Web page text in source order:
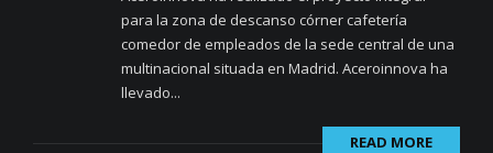
para la zona de descanso córner cafetería
comedor de empleados de la sede central de una
multinacional situada en Madrid. Aceroinnova ha
llevado...
READ MORE